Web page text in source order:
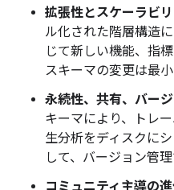
拡張性とスケーラビリ
ル化された階層構造
じて新しい機能、指
スキーマの変更は最小
永続性、共有、バー
キーマにより、トレ
生分析をディスクに
して、バージョン管理
コミュニティ主導の